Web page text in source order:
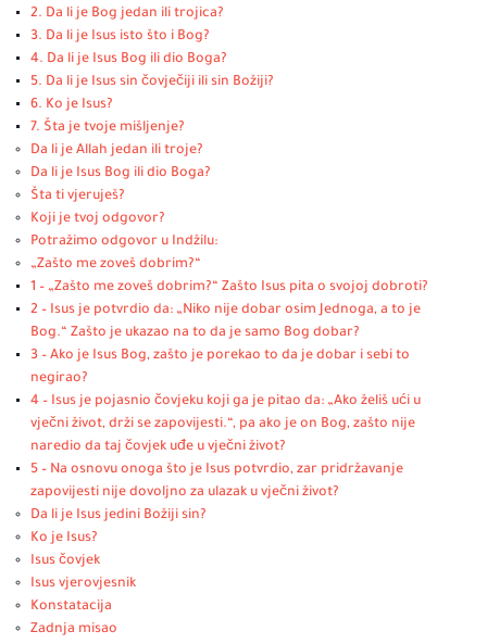
2. Da li je Bog jedan ili trojica?
3. Da li je Isus isto što i Bog?
4. Da li je Isus Bog ili dio Boga?
5. Da li je Isus sin čovječiji ili sin Božiji?
6. Ko je Isus?
7. Šta je tvoje mišljenje?
Da li je Allah jedan ili troje?
Da li je Isus Bog ili dio Boga?
Šta ti vjeruješ?
Koji je tvoj odgovor?
Potražimo odgovor u Indžilu:
„Zašto me zoveš dobrim?“
1 – „Zašto me zoveš dobrim?“ Zašto Isus pita o svojoj dobroti?
2 – Isus je potvrdio da: „Niko nije dobar osim Jednoga, a to je
Bog.“ Zašto je ukazao na to da je samo Bog dobar?
3 – Ako je Isus Bog, zašto je porekao to da je dobar i sebi to
negirao?
4 – Isus je pojasnio čovjeku koji ga je pitao da: „Ako želiš ući u
vječni život, drži se zapovijesti.“, pa ako je on Bog, zašto nije
naredio da taj čovjek uđe u vječni život?
5 – Na osnovu onoga što je Isus potvrdio, zar pridržavanje
zapovijesti nije dovoljno za ulazak u vječni život?
Da li je Isus jedini Božiji sin?
Ko je Isus?
Isus čovjek
Isus vjerovjesnik
Konstatacija
Zadnja misao